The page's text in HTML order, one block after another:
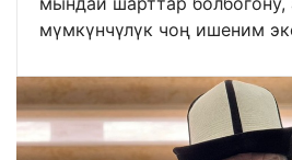
мүмкүнчүлүк чоң ишеним